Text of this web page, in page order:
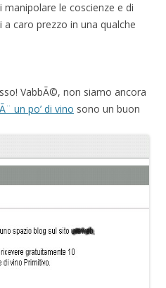
le coscienze e di
caro prezzo in una qualche
VabbÃ©, non siamo ancora
un po’ di vino sono un buon